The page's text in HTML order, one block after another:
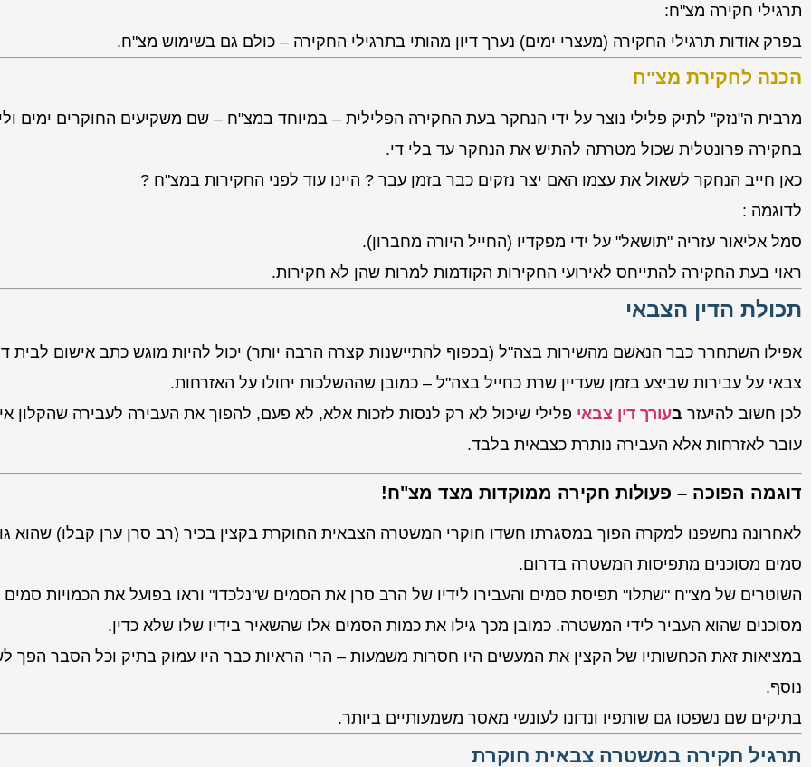
תרגילי חקירה מצ"ח:
בפרק אודות תרגילי החקירה (מעצרי ימים) נערך דיון מהותי בתרגילי החקירה – כולם גם בשימוש מצ"ח.
הכנה לחקירת מצ"ח
מרבית ה"נזק" לתיק פלילי נוצר על ידי הנחקר בעת החקירה הפלילית – במיוחד במצ"ח – שם משקיעים החוקרים ימים
בחקירה פרונטלית שכול מטרתה להתיש את הנחקר עד בלי די.
כאן חייב הנחקר לשאול את עצמו האם יצר נזקים כבר בזמן עבר ? היינו עוד לפני החקירות במצ"ח ?
לדוגמה :
סמל אליאור עזריה "תושאל" על ידי מפקדיו (החייל היורה מחברון).
ראוי בעת החקירה להתייחס לאירועי החקירות הקודמות למרות שהן לא חקירות.
תכולת הדין הצבאי
אפילו השתחרר כבר הנאשם מהשירות בצה"ל (בכפוף להתיישנות קצרה הרבה יותר) יכול להיות מוגש כתב אישום לבית
צבאי על עבירות שביצע בזמן שעדיין שרת כחייל בצה"ל – כמובן שההשלכות יחולו על האזרחות.
לכן חשוב להיעזר בעורך דין צבאי פלילי שיכול לא רק לנסות לזכות אלא, לא פעם, להפוך את העבירה לעבירה שהקלון
עובר לאזרחות אלא העבירה נותרת כצבאית בלבד.
דוגמה הפוכה – פעולות חקירה ממוקדות מצד מצ"ח!
לאחרונה נחשפנו למקרה הפוך במסגרתו חשדו חוקרי המשטרה הצבאית החוקרת בקצין בכיר (רב סרן ערן קבלו) שהוא
סמים מסוכנים מתפיסות המשטרה בדרום.
השוטרים של מצ"ח "שתלו" תפיסת סמים והעבירו לידיו של הרב סרן את הסמים ש"נלכדו" וראו בפועל את הכמויות סמים
מסוכנים שהוא העביר לידי המשטרה. כמובן מכך גילו את כמות הסמים אלו שהשאיר בידיו שלו שלא כדין.
במציאות זאת הכחשותיו של הקצין את המעשים היו חסרות משמעות – הרי הראיות כבר היו עמוק בתיק וכל הסבר הפך
נוסף.
בתיקים שם נשפטו גם שותפיו ונדונו לעונשי מאסר משמעותיים ביותר.
תרגיל חקירה במשטרה צבאית חוקרת